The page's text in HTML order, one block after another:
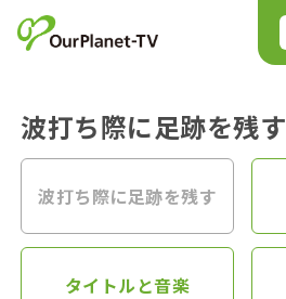
波打ち際に足跡を残す
波打ち際に足跡を残す
タイトルと音楽